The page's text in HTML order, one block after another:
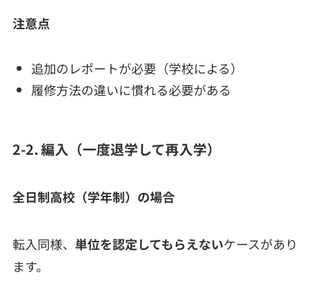
注意点
追加のレポートが必要（学校による）
履修方法の違いに慣れる必要がある
2-2. 編入（一度退学して再入学）
全日制高校（学年制）の場合
転入同様、 単位を認定してもらえないケースがあり
ます。